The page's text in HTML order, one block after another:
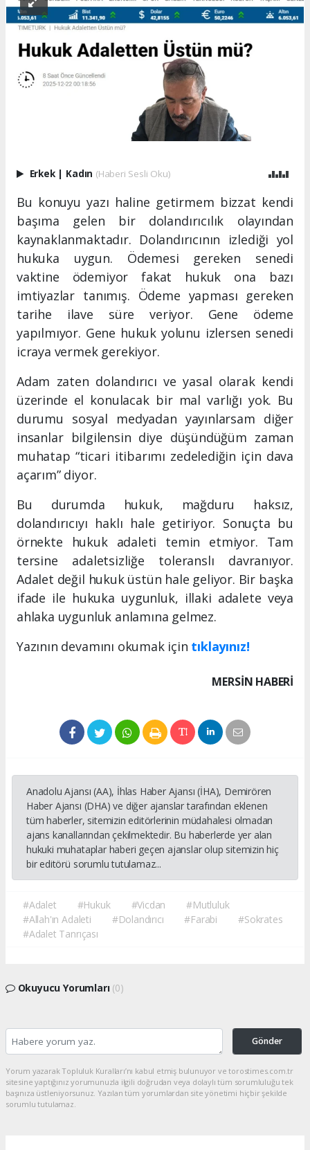
Erkek | Kadın (Haberi Sesli Oku)
Bu konuyu yazı haline getirmem bizzat kendi
başıma gelen bir dolandırıcılık olayından
kaynaklanmaktadır. Dolandırıcının izlediği yol
hukuka uygun. Ödemesi gereken senedi
vaktine ödemiyor fakat hukuk ona bazı
imtiyazlar tanımış. Ödeme yapması gereken
tarihe ilave süre veriyor. Gene ödeme
yapılmıyor. Gene hukuk yolunu izlersen senedi
icraya vermek gerekiyor.
Adam zaten dolandırıcı ve yasal olarak kendi
üzerinde el konulacak bir mal varlığı yok. Bu
durumu sosyal medyadan yayınlarsam diğer
insanlar bilgilensin diye düşündüğüm zaman
muhatap “ticari itibarımı zedelediğin için dava
açarım” diyor.
Bu durumda hukuk, mağduru haksız,
dolandırıcıyı haklı hale getiriyor. Sonuçta bu
örnekte hukuk adaleti temin etmiyor. Tam
tersine adaletsizliğe toleranslı davranıyor.
Adalet değil hukuk üstün hale geliyor. Bir başka
ifade ile hukuka uygunluk, illaki adalete veya
ahlaka uygunluk anlamına gelmez.
Yazının devamını okumak için tıklayınız!
MERSIN HABERİ
Anadolu Ajansı (AA), İhlas Haber Ajansı (İHA), Demirören
Haber Ajansı (DHA) ve diğer ajanslar tarafından eklenen
tüm haberler, sitemizin editörlerinin müdahalesi olmadan
ajans kanallarından çekilmektedir. Bu haberlerde yer alan
hukuki muhataplar haberi geçen ajanslar olup sitemizin hiç
bir editörü sorumlu tutulamaz...
#Adalet #Hukuk #Vicdan
#Mutluluk
#Allah'ın Adaleti
#Dolandırıcı #Farabi
#Sokrates
#Adalet Tanrıçası
Okuyucu Yorumları (0)
Gönder
Yorum yazarak Topluluk Kuralları’nı kabul etmiş bulunuyor ve torostimes.com.tr
sitesine yaptığınız yorumunuzla ilgili doğrudan veya dolaylı tüm sorumluluğu tek
başınıza üstleniyorsunuz. Yazılan tüm yorumlardan site yönetimi hiçbir şekilde
sorumlu tutulamaz.